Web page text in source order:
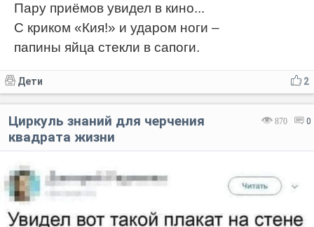
Пару приёмов увидел в кино...
С криком «Кия!» и ударом ноги –
папины яйца стекли в сапоги.
2
Дети
870 0
Циркуль знаний для черчения
квадрата жизни